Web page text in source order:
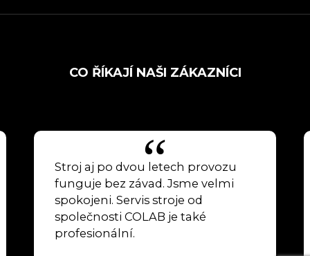
CO ŘÍKAJÍ NAŠI ZÁKAZNÍCI
Stroj aj po dvou letech provozu
funguje bez závad. Jsme velmi
spokojeni. Servis stroje od
společnosti COLAB je také
profesionální.